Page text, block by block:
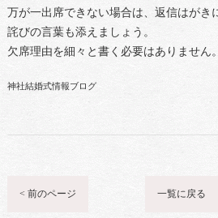
万が一出席できない場合は、返信はがき
詫びの言葉も添えましょう。
欠席理由を細々と書く必要はありません。
神社結婚式情報ブログ
< 前のページ 一覧に戻る